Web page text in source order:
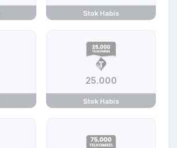
Stok Habis
25.000
Stok Habis